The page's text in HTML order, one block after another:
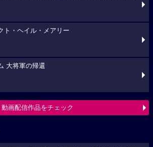
ト・ヘイル・メアリー
大将軍の帰還
動画配信作品をチェック